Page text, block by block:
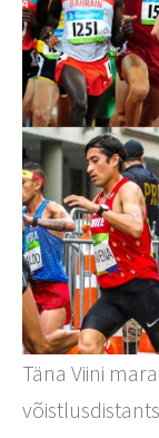
Täna Viini